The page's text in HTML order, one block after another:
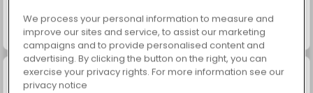
Trollface Quest: USA 2 Juice Merge
We process your personal information to measure and
improve our sites and service, to assist our marketing
campaigns and to provide personalised content and
advertising. By clicking the button on the right, you can
exercise your privacy rights. For more information see our
privacy notice